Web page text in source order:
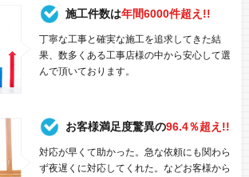
施工件数は年間6000件超え!!
丁寧な工事と確実な施工を追求してきた結
果、数多くある工事店様の中から安心して選
んで頂いております。
お客様満足度驚異の96.4％超え!!
対応が早くて助かった。急な依頼にも関わら
ず夜遅くに対応してくれた。などお客様から